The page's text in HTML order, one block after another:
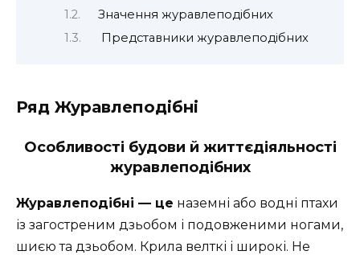
Значення журавлеподібних
Представники журавлеподібних
Ряд Журавлеподібні
Особливості будови й життєдіяльності
журавлеподібних
Журавлеподібні — це наземні або водні птахи
із загостреним дзьобом і подовженими ногами,
шиєю та дзьобом. Крила велткі і широкі. Не